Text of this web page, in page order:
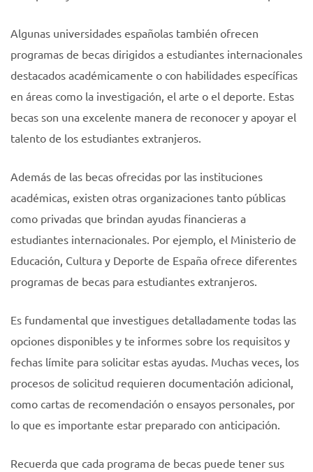
Algunas universidades españolas también ofrecen
programas de becas dirigidos a estudiantes internacionales
destacados académicamente o con habilidades específicas
en áreas como la investigación, el arte o el deporte. Estas
becas son una excelente manera de reconocer y apoyar el
talento de los estudiantes extranjeros.
Además de las becas ofrecidas por las instituciones
académicas, existen otras organizaciones tanto públicas
como privadas que brindan ayudas financieras a
estudiantes internacionales. Por ejemplo, el Ministerio de
Educación, Cultura y Deporte de España ofrece diferentes
programas de becas para estudiantes extranjeros.
Es fundamental que investigues detalladamente todas las
opciones disponibles y te informes sobre los requisitos y
fechas límite para solicitar estas ayudas. Muchas veces, los
procesos de solicitud requieren documentación adicional,
como cartas de recomendación o ensayos personales, por
lo que es importante estar preparado con anticipación.
Recuerda que cada programa de becas puede tener sus